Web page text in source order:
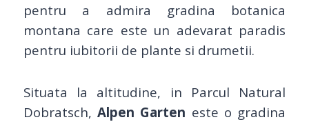
pentru a admira gradina botanica
montana care este un adevarat paradis
pentru iubitorii de plante si drumetii.
Situata la altitudine, in Parcul Natural
Dobratsch,Alpen Garten este o gradina